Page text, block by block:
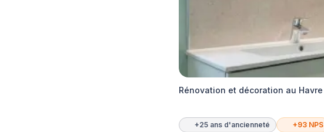
Rénovation et décoration au Havre
+25 ans d'ancienneté +93 NPS